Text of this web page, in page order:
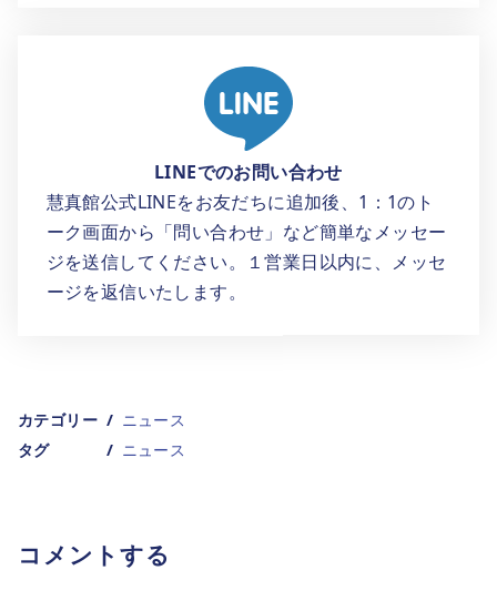
LINEでのお問い合わせ
慧真館公式LINEをお友だちに追加後、1：1のト
ーク画面から「問い合わせ」など簡単なメッセー
ジを送信してください。１営業日以内に、メッセ
ージを返信いたします。
カテゴリー
ニュース
タグ
ニュース
コメントする